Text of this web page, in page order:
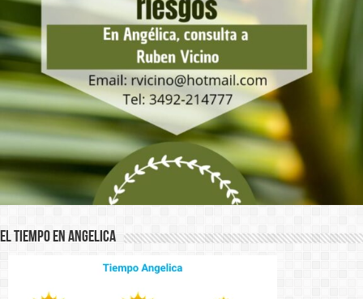
El Tiempo en Angelica